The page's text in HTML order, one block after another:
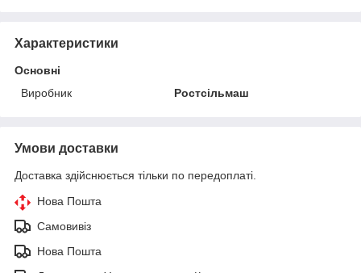
Характеристики
Основні
Виробник
Ростсільмаш
Умови доставки
Доставка здійснюється тільки по передоплаті.
Нова Пошта
Самовивіз
Нова Пошта